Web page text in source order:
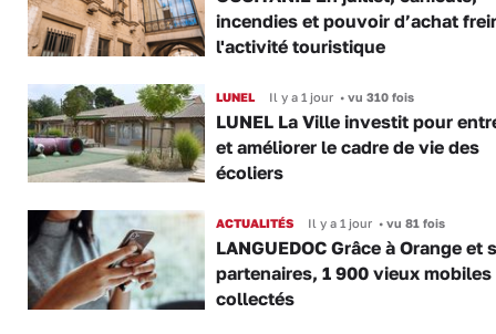
incendies et pouvoir d’achat
l'activité touristique
LUNEL Il y a 1 jour •vu 310 fois
LUNEL La Ville investit pour
et améliorer le cadre de vie des
écoliers
ACTUALITÉS Il y a 1 jour •vu 81 fois
LANGUEDOC Grâce à Orange et
partenaires, 1 900 vieux mobiles
collectés